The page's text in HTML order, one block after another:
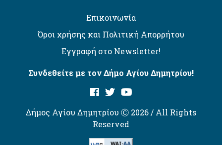
Επικοινωνία
Όροι χρήσης και Πολιτική Απορρήτου
Εγγραφή στο Newsletter!
Συνδεθείτε με τον Δήμο Αγίου Δημητρίου!
Δήμος Αγίου Δημητρίου Ⓒ 2026 / All Rights
Reserved